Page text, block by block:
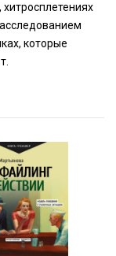
хитросплетениях
которые